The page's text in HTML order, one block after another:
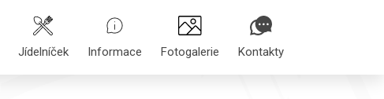
Jídelníček Informace Fotogalerie Kontakty